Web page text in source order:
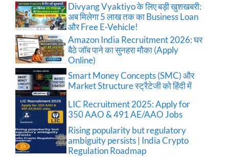
Divyang Vyaktiyo के लिए बड़ी खुशखबरी:
अब मिलेगा 5 लाख तक का Business Loan
और Free E-Vehicle!
Amazon India Recruitment 2026: घर
बैठे जॉब पाने का सुनहरा मौका (Apply
Online)
Smart Money Concepts (SMC) और
Market Structure स्ट्रैटेजी को हिंदी में
LIC Recruitment 2025: Apply for
350 AAO & 491 AE/AAO Jobs
Rising popularity but regulatory
ambiguity persists | India Crypto
Regulation Roadmap